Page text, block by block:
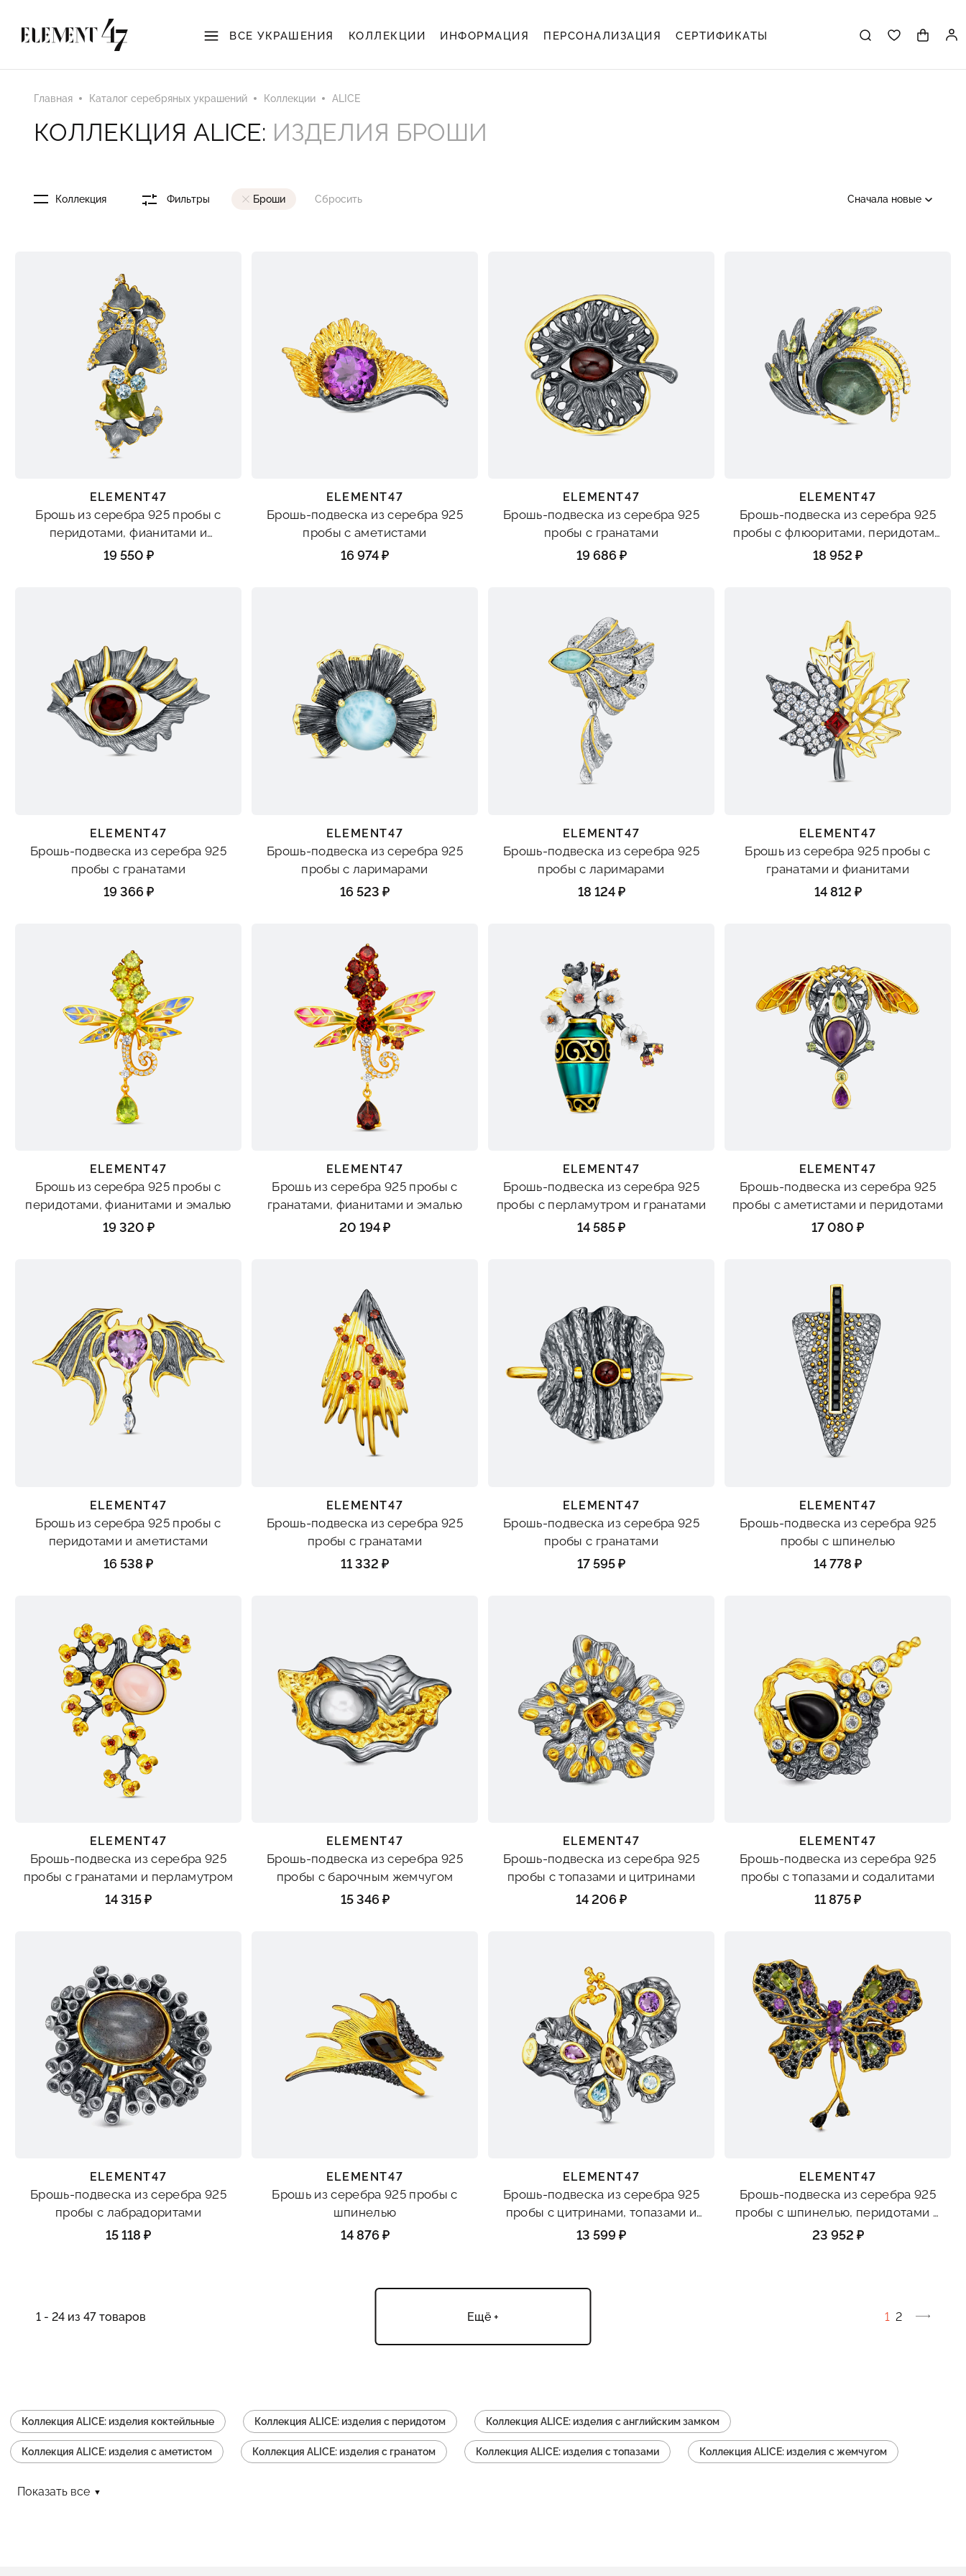
ВСЕ УКРАШЕНИЯ КОЛЛЕКЦИИ ИНФОРМАЦИЯ ПЕРСОНАЛИЗАЦИЯ СЕРТИФИКАТЫ
Главная Каталог серебряных украшений Коллекции ALICE
КОЛЛЕКЦИЯ ALICE: ИЗДЕЛИЯ БРОШИ
Коллекция Фильтры Броши Сбросить Сначала новые
ELEMENT47
Брошь из серебра 925 пробы с
перидотами, фианитами и
шпинелью синтетической
19 550 ₽
ELEMENT47
Брошь-подвеска из серебра 925
пробы с аметистами
16 974 ₽
ELEMENT47
Брошь-подвеска из серебра 925
пробы с гранатами
19 686 ₽
ELEMENT47
Брошь-подвеска из серебра 925
пробы с флюоритами, перидотами
и фианитами
18 952 ₽
ELEMENT47
Брошь-подвеска из серебра 925
пробы с гранатами
19 366 ₽
ELEMENT47
Брошь-подвеска из серебра 925
пробы с ларимарами
16 523 ₽
ELEMENT47
Брошь-подвеска из серебра 925
пробы с ларимарами
18 124 ₽
ELEMENT47
Брошь из серебра 925 пробы с
гранатами и фианитами
14 812 ₽
ELEMENT47
Брошь из серебра 925 пробы с
перидотами, фианитами и эмалью
19 320 ₽
ELEMENT47
Брошь из серебра 925 пробы с
гранатами, фианитами и эмалью
20 194 ₽
ELEMENT47
Брошь-подвеска из серебра 925
пробы с перламутром и гранатами
14 585 ₽
ELEMENT47
Брошь-подвеска из серебра 925
пробы с аметистами и перидотами
17 080 ₽
ELEMENT47
Брошь из серебра 925 пробы с
перидотами и аметистами
16 538 ₽
ELEMENT47
Брошь-подвеска из серебра 925
пробы с гранатами
11 332 ₽
ELEMENT47
Брошь-подвеска из серебра 925
пробы с гранатами
17 595 ₽
ELEMENT47
Брошь-подвеска из серебра 925
пробы с шпинелью
14 778 ₽
ELEMENT47
Брошь-подвеска из серебра 925
пробы с гранатами и перламутром
14 315 ₽
ELEMENT47
Брошь-подвеска из серебра 925
пробы с барочным жемчугом
15 346 ₽
ELEMENT47
Брошь-подвеска из серебра 925
пробы с топазами и цитринами
14 206 ₽
ELEMENT47
Брошь-подвеска из серебра 925
пробы с топазами и содалитами
11 875 ₽
ELEMENT47
Брошь-подвеска из серебра 925
пробы с лабрадоритами
15 118 ₽
ELEMENT47
Брошь из серебра 925 пробы с
шпинелью
14 876 ₽
ELEMENT47
Брошь-подвеска из серебра 925
пробы с цитринами, топазами и
аметистами
13 599 ₽
ELEMENT47
Брошь-подвеска из серебра 925
пробы с шпинелью, перидотами и
аметистами
23 952 ₽
1 - 24 из 47 товаров 1 2
Ещё +
Коллекция ALICE: изделия коктейльные Коллекция ALICE: изделия с перидотом Коллекция ALICE: изделия с английским замком
Коллекция ALICE: изделия с аметистом Коллекция ALICE: изделия с гранатом Коллекция ALICE: изделия с топазами Коллекция ALICE: изделия с жемчугом
Показать все